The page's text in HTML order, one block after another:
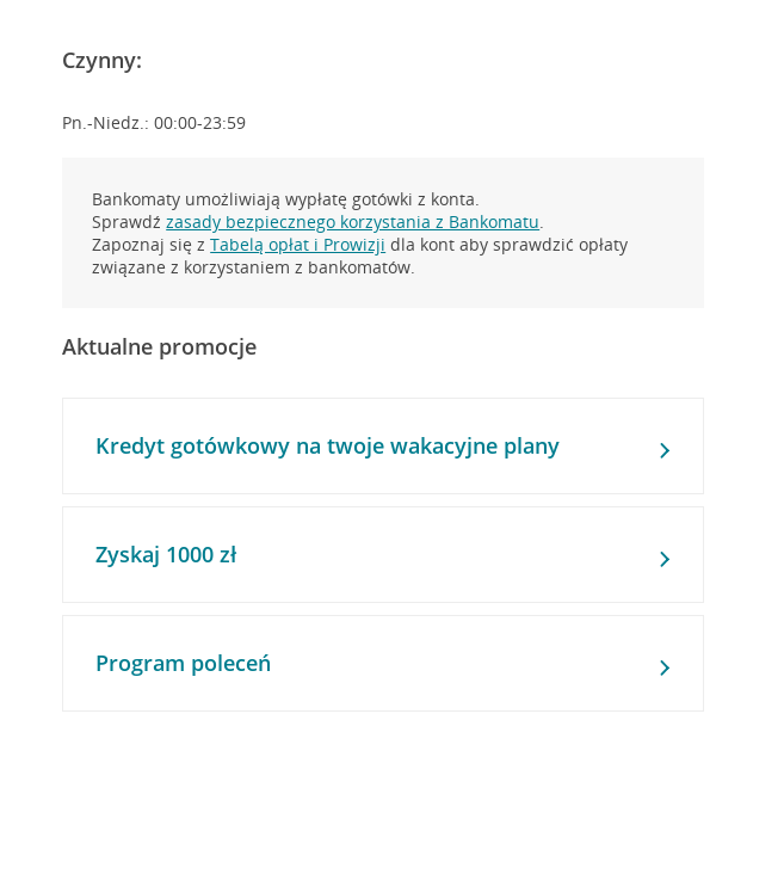
Czynny:
Pn.-Niedz.: 00:00-23:59
Bankomaty umożliwiają wypłatę gotówki z konta.
Sprawdźzasady bezpiecznego korzystania z Bankomatu.
Zapoznaj się zTabelą opłat i Prowizji dla kont aby sprawdzić opłaty
związane z korzystaniem z bankomatów.
Aktualne promocje
Kredyt gotówkowy na twoje wakacyjne plany
Zyskaj 1000 zł
Program poleceń